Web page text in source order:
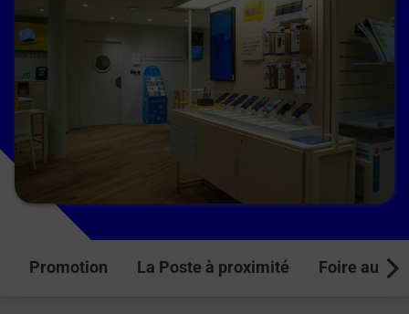
Promotion La Poste à proximité Foire aux